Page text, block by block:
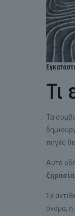
Τι
Τα
πηγές
Αυτό
Σε
όνομα,